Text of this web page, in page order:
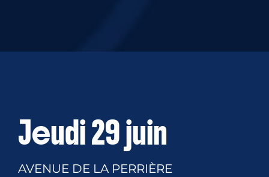
Jeudi 29 juin
AVENUE DE LA PERRIÈRE